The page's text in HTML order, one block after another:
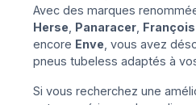
Avec des marques
Herse Panaracer
encore Enve , vous avez
pneus tubeless adaptés à
Si vous recherchez une